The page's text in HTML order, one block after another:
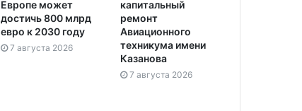
Европе может
достичь 800 млрд
евро к 2030 году
7 августа 2026
капитальный
ремонт
Авиационного
техникума имени
Казанова
7 августа 2026